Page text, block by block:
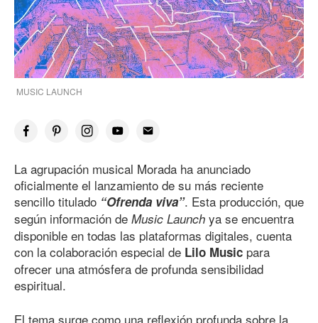
MUSIC LAUNCH
La agrupación musical Morada ha anunciado
oficialmente el lanzamiento de su más reciente
sencillo titulado “Ofrenda viva”. Esta producción, que
según información de Music Launch ya se encuentra
disponible en todas las plataformas digitales, cuenta
con la colaboración especial de Lilo Music para
ofrecer una atmósfera de profunda sensibilidad
espiritual.
El tema surge como una reflexión profunda sobre la